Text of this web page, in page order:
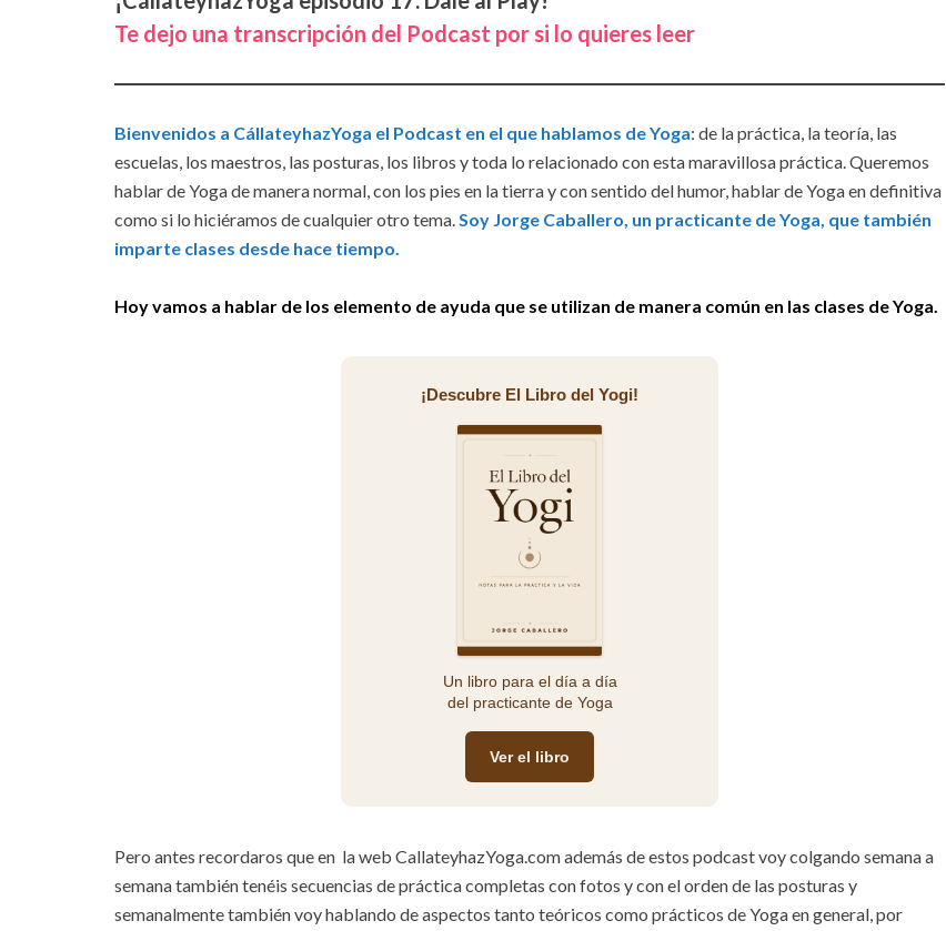
aumentar
disminuir
el
volumen.
Te dejo una transcripción del Podcast por si lo quieres leer
Bienvenidos a CállateyhazYoga el Podcast en el que hablamos de Yoga: de la práctica, la teoría, las
escuelas, los maestros, las posturas, los libros y toda lo relacionado con esta maravillosa práctica. Queremos
hablar de Yoga de manera normal, con los pies en la tierra y con sentido del humor, hablar de Yoga en definitiva
como si lo hiciéramos de cualquier otro tema.Soy Jorge Caballero, un practicante de Yoga, que también
imparte clases desde hace tiempo.
Hoy vamos a hablar de los elemento de ayuda que se utilizan de manera común en las clases de Yoga.
¡Descubre El Libro del Yogi!
Un libro para el día a día
del practicante de Yoga
Ver el libro
Pero antes recordaros que en la web CallateyhazYoga.com además de estos podcast voy colgando semana a
semana también tenéis secuencias de práctica completas con fotos y con el orden de las posturas y
semanalmente también voy hablando de aspectos tanto teóricos como prácticos de Yoga en general, por